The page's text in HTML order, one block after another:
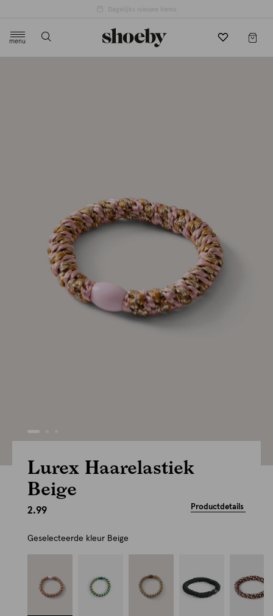
menu
Lurex Haarelastiek
Beige
2.99 Productdetails
Geselecteerde kleur Beige